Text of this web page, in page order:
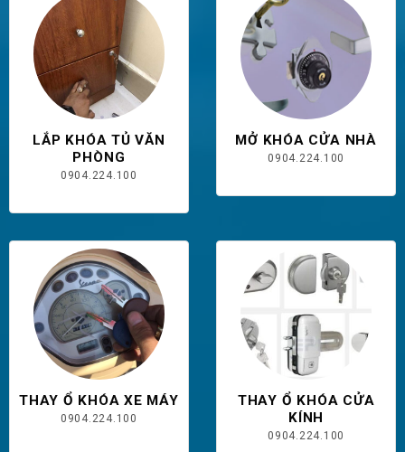
LẮP KHÓA TỦ VĂN
PHÒNG
0904.224.100
MỞ KHÓA CỬA NHÀ
0904.224.100
THAY Ổ KHÓA XE MÁY
0904.224.100
THAY Ổ KHÓA CỬA
KÍNH
0904.224.100